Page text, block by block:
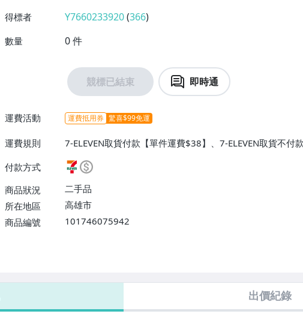
得標者 Y7660233920 (366)
數量 0件
競標已結束 即時通
運費活動 運費抵用券 驚喜$99免運
運費規則
7-ELEVEN取貨付款【單件運費$38】、7-ELEVEN取貨不付
$38】、郵局掛號【單件運費$60】
付款方式
商品狀況
二手品
所在地區
高雄市
商品編號
101746075942
出價紀錄